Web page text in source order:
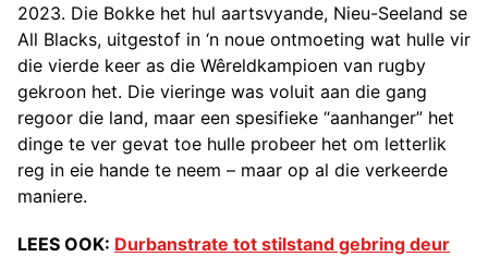
2023. Die Bokke het hul aartsvyande, Nieu-Seeland se
All Blacks, uitgestof in ‘n noue ontmoeting wat hulle vir
die vierde keer as die Wêreldkampioen van rugby
gekroon het. Die vieringe was voluit aan die gang
regoor die land, maar een spesifieke “aanhanger” het
dinge te ver gevat toe hulle probeer het om letterlik
reg in eie hande te neem – maar op al die verkeerde
maniere.
LEES OOK: Durbanstrate tot stilstand gebring deur